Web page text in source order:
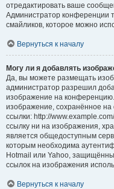
отредактировать ваше
Администратор конференции
смайликов, которое можно
Вернуться к началу
Могу ли я добавлять
Да, вы можете размещать
администратор разрешил
изображение на
изображение, сохранённое
ссылки: http://
ссылку ни на изображения,
является общедоступным
которым необходима
Hotmail или Yahoo,
ссылок на изображения
Вернуться к началу